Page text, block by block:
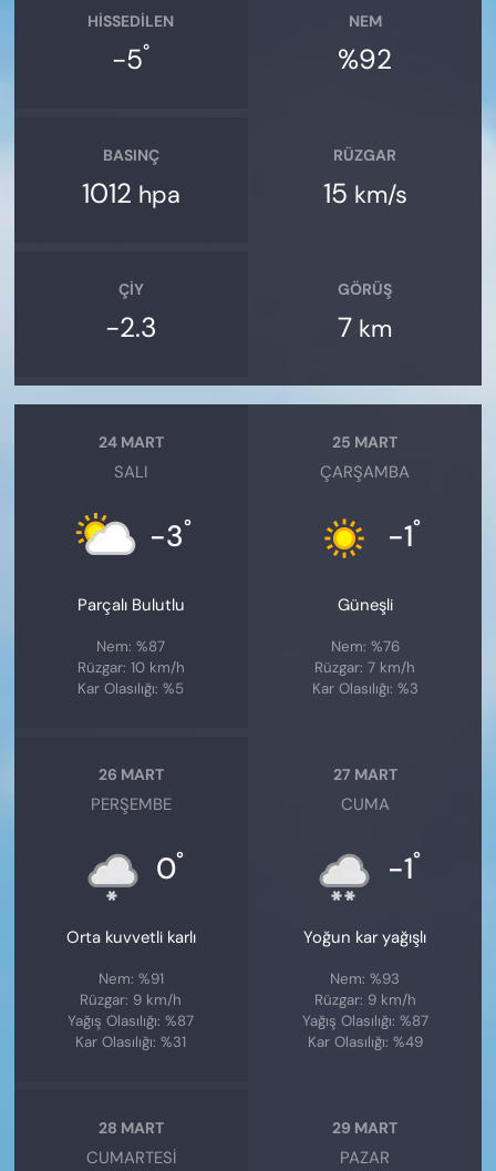
HISSEDILEN
-5°
NEM
%92
BASINÇ
1012 hpa
RÜZGAR
15 km/s
ÇIY
-2.3
GÖRÜŞ
7 km
24 MART
SALI
-3°
Parçalı Bulutlu
Nem: %87
Rüzgar: 10 km/h
Kar Olasılığı: %5
25 MART
ÇARŞAMBA
-1°
Güneşli
Nem: %76
Rüzgar: 7 km/h
Kar Olasılığı: %3
26 MART
PERŞEMBE
0°
Orta kuvvetli karlı
Nem: %91
Rüzgar: 9 km/h
Yağış Olasılığı: %87
Kar Olasılığı: %31
27 MART
CUMA
-1°
Yoğun kar yağışlı
Nem: %93
Rüzgar: 9 km/h
Yağış Olasılığı: %87
Kar Olasılığı: %49
28 MART
CUMARTESI
29 MART
PAZAR